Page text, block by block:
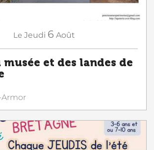
Le Jeudi 6 Août
et des landes de
Armor